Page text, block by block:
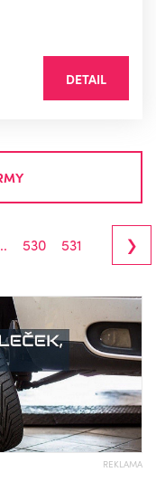
DETAIL
530 531 ›
REKLAMA